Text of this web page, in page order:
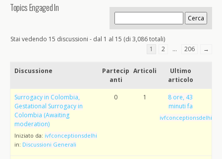
Topics Engaged In
Stai vedendo 15 discussioni - dal 1 al 15 (di 3,086 totali)
1
2 … 206 →
Discussione
Partecip
anti
Articoli
Ultimo
articolo
Surrogacy in Colombia,
Gestational Surrogacy in
Colombia (Awaiting
moderation)
Iniziato da: ivfconceptionsdelhi
in: Discussioni Generali
0 1
8 ore, 43
minuti fa
ivfconceptionsdelhi